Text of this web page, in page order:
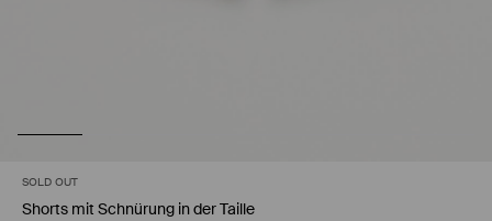
SOLD OUT
Shorts mit Schnürung in der Taille